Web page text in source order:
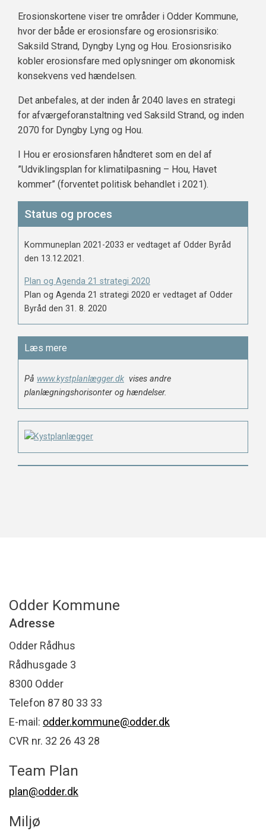
Erosionskortene viser tre områder i Odder Kommune,
hvor der både er erosionsfare og erosionsrisiko:
Saksild Strand, Dyngby Lyng og Hou. Erosionsrisiko
kobler erosionsfare med oplysninger om økonomisk
konsekvens ved hændelsen.
Det anbefales, at der inden år 2040 laves en strategi
for afværgeforanstaltning ved Saksild Strand, og inden
2070 for Dyngby Lyng og Hou.
I Hou er erosionsfaren håndteret som en del af
”Udviklingsplan for klimatilpasning – Hou, Havet
kommer” (forventet politisk behandlet i 2021).
Status og proces
Kommuneplan 2021-2033 er vedtaget af Odder Byråd
den 13.12.2021.
Plan og Agenda 21 strategi 2020
Plan og Agenda 21 strategi 2020 er vedtaget af Odder
Byråd den 31. 8. 2020
Læs mere
På www.kystplanlægger.dk vises andre
planlægningshorisonter og hændelser.
Odder Kommune
Adresse
Odder Rådhus
Rådhusgade 3
8300 Odder
Telefon 87 80 33 33
E-mail: odder.kommune@odder.dk
CVR nr. 32 26 43 28
Team Plan
plan@odder.dk
Miljø